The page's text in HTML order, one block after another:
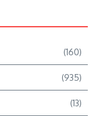
(160)
(935)
(13)